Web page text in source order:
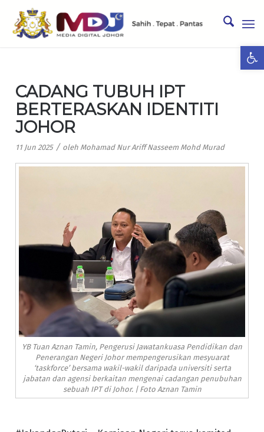
CADANG TUBUH IPT
BERTERASKAN IDENTITI
JOHOR
11 Jun 2025 / oleh Mohamad Nur Ariff Nasseem Mohd Murad
YB Tuan Aznan Tamin, Pengerusi Jawatankuasa Pendidikan dan
Penerangan Negeri Johor mempengerusikan mesyuarat
‘taskforce’ bersama wakil-wakil daripada universiti serta
jabatan dan agensi berkaitan mengenai cadangan penubuhan
sebuah IPT di Johor. | Foto Aznan Tamin